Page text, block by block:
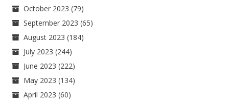
October 2023 (79)
September 2023 (65)
August 2023 (184)
July 2023 (244)
June 2023 (222)
May 2023 (134)
April 2023 (60)